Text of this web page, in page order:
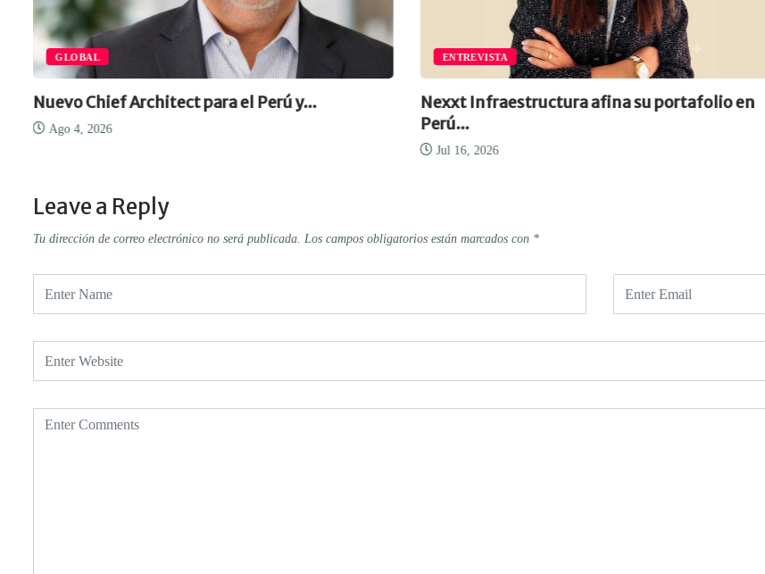
GLOBAL
Nuevo Chief Architect para el Perú y...
Ago 4, 2026
ENTREVISTA
Nexxt Infraestructura afina su portafolio en
Perú...
Jul 16, 2026
Leave a Reply
Tu dirección de correo electrónico no será publicada. Los campos obligatorios están marcados con *